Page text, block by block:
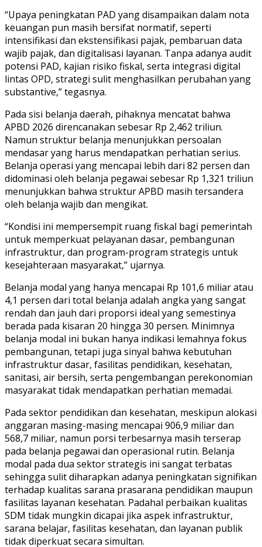
“Upaya peningkatan PAD yang disampaikan dalam nota
keuangan pun masih bersifat normatif, seperti
intensifikasi dan ekstensifikasi pajak, pembaruan data
wajib pajak, dan digitalisasi layanan. Tanpa adanya audit
potensi PAD, kajian risiko fiskal, serta integrasi digital
lintas OPD, strategi sulit menghasilkan perubahan yang
substantive,” tegasnya.
Pada sisi belanja daerah, pihaknya mencatat bahwa
APBD 2026 direncanakan sebesar Rp 2,462 triliun.
Namun struktur belanja menunjukkan persoalan
mendasar yang harus mendapatkan perhatian serius.
Belanja operasi yang mencapai lebih dari 82 persen dan
didominasi oleh belanja pegawai sebesar Rp 1,321 triliun
menunjukkan bahwa struktur APBD masih tersandera
oleh belanja wajib dan mengikat.
“Kondisi ini mempersempit ruang fiskal bagi pemerintah
untuk memperkuat pelayanan dasar, pembangunan
infrastruktur, dan program-program strategis untuk
kesejahteraan masyarakat,” ujarnya.
Belanja modal yang hanya mencapai Rp 101,6 miliar atau
4,1 persen dari total belanja adalah angka yang sangat
rendah dan jauh dari proporsi ideal yang semestinya
berada pada kisaran 20 hingga 30 persen. Minimnya
belanja modal ini bukan hanya indikasi lemahnya fokus
pembangunan, tetapi juga sinyal bahwa kebutuhan
infrastruktur dasar, fasilitas pendidikan, kesehatan,
sanitasi, air bersih, serta pengembangan perekonomian
masyarakat tidak mendapatkan perhatian memadai.
Pada sektor pendidikan dan kesehatan, meskipun alokasi
anggaran masing-masing mencapai 906,9 miliar dan
568,7 miliar, namun porsi terbesarnya masih terserap
pada belanja pegawai dan operasional rutin. Belanja
modal pada dua sektor strategis ini sangat terbatas
sehingga sulit diharapkan adanya peningkatan signifikan
terhadap kualitas sarana prasarana pendidikan maupun
fasilitas layanan kesehatan. Padahal perbaikan kualitas
SDM tidak mungkin dicapai jika aspek infrastruktur,
sarana belajar, fasilitas kesehatan, dan layanan publik
tidak diperkuat secara simultan.